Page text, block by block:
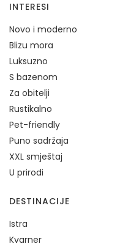
INTERESI
Novo i moderno
Blizu mora
Luksuzno
S bazenom
Za obitelji
Rustikalno
Pet-friendly
Puno sadržaja
XXL smještaj
U prirodi
DESTINACIJE
Istra
Kvarner